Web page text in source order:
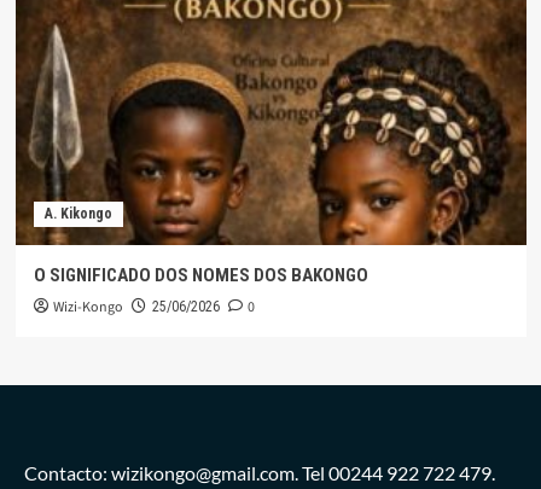
A. Kikongo
O SIGNIFICADO DOS NOMES DOS BAKONGO
Wizi-Kongo 25/06/2026 0
Contacto: wizikongo@gmail.com. Tel 00244 922 722 479.